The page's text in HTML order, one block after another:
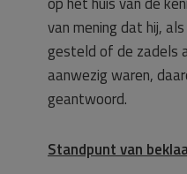
van mening dat hij,
gesteld of de zadels
aanwezig waren,
geantwoord.
Standpunt van